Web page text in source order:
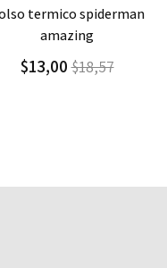
Agregar Detalle
spiderman
$4,20 $6,00